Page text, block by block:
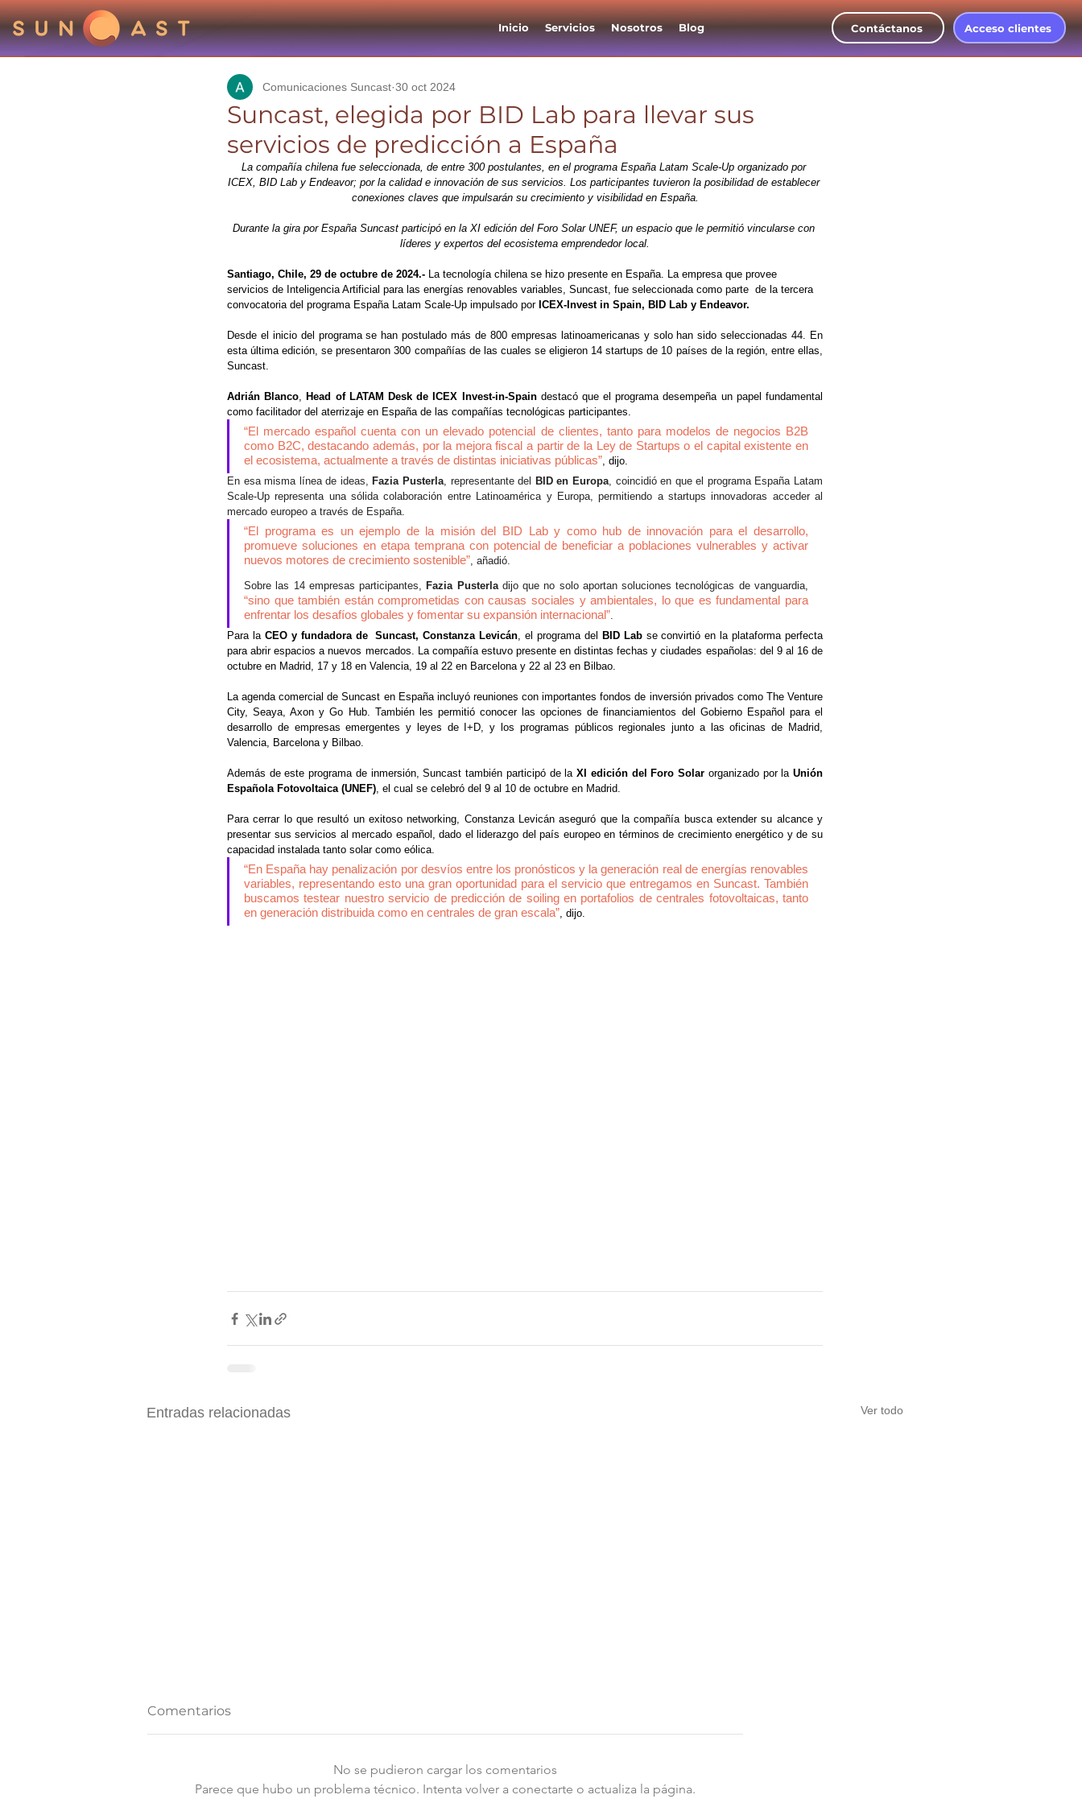
Inicio Servicios Nosotros Blog Contáctanos Acceso clientes
Suncast, elegida por BID Lab para llevar sus
servicios de predicción a España
Comunicaciones Suncast 30 oct 2024
La compañía chilena fue seleccionada, de entre 300 postulantes, en el programa España Latam Scale-Up organizado por
ICEX, BID Lab y Endeavor; por la calidad e innovación de sus servicios. Los participantes tuvieron la posibilidad de establecer
conexiones claves que impulsarán su crecimiento y visibilidad en España.
Durante la gira por España Suncast participó en la XI edición del Foro Solar UNEF, un espacio que le permitió vincularse con
líderes y expertos del ecosistema emprendedor local.
Santiago, Chile, 29 de octubre de 2024.- La tecnología chilena se hizo presente en España. La empresa que provee
servicios de Inteligencia Artificial para las energías renovables variables, Suncast, fue seleccionada como parte  de la tercera
convocatoria del programa España Latam Scale-Up impulsado por ICEX-Invest in Spain, BID Lab y Endeavor.
Desde el inicio del programa se han postulado más de 800 empresas latinoamericanas y solo han sido seleccionadas 44. En
esta última edición, se presentaron 300 compañías de las cuales se eligieron 14 startups de 10 países de la región, entre ellas,
Suncast.
Adrián Blanco, Head of LATAM Desk de ICEX Invest-in-Spain destacó que el programa desempeña un papel fundamental
como facilitador del aterrizaje en España de las compañías tecnológicas participantes.
“El mercado español cuenta con un elevado potencial de clientes, tanto para modelos de negocios B2B
como B2C, destacando además, por la mejora fiscal a partir de la Ley de Startups o el capital existente en
el ecosistema, actualmente a través de distintas iniciativas públicas”, dijo.
En esa misma línea de ideas, Fazia Pusterla, representante del BID en Europa, coincidió en que el programa España Latam
Scale-Up representa una sólida colaboración entre Latinoamérica y Europa, permitiendo a startups innovadoras acceder al
mercado europeo a través de España.
“El programa es un ejemplo de la misión del BID Lab y como hub de innovación para el desarrollo,
promueve soluciones en etapa temprana con potencial de beneficiar a poblaciones vulnerables y activar
nuevos motores de crecimiento sostenible”, añadió.
Sobre las 14 empresas participantes, Fazia Pusterla
“sino que también están comprometidas con causas sociales y ambientales, lo que es fundamental para
enfrentar los desafíos globales y fomentar su expansión internacional”.
Para la CEO y fundadora de  Suncast, Constanza Levicán, el programa del BID Lab se convirtió en la plataforma perfecta
para abrir espacios a nuevos mercados. La compañía estuvo presente en distintas fechas y ciudades españolas: del 9 al 16 de
octubre en Madrid, 17 y 18 en Valencia, 19 al 22 en Barcelona y 22 al 23 en Bilbao.
La agenda comercial de Suncast en España incluyó reuniones con importantes fondos de inversión privados como The Venture
City, Seaya, Axon y Go Hub. También les permitió conocer las opciones de financiamientos del Gobierno Español para el
desarrollo de empresas emergentes y leyes de I+D, y los programas públicos regionales junto a las oficinas de Madrid,
Valencia, Barcelona y Bilbao.
Además de este programa de inmersión, Suncast también participó de la XI edición del Foro Solar organizado por la Unión
Española Fotovoltaica (UNEF), el cual se celebró del 9 al 10 de octubre en Madrid.
Para cerrar lo que resultó un exitoso networking, Constanza Levicán aseguró que la compañía busca extender su alcance y
presentar sus servicios al mercado español, dado el liderazgo del país europeo en términos de crecimiento energético y de su
capacidad instalada tanto solar como eólica.
“En España hay penalización por desvíos entre los pronósticos y la generación real de energías renovables
variables, representando esto una gran oportunidad para el servicio que entregamos en Suncast. También
buscamos testear nuestro servicio de predicción de soiling en portafolios de centrales fotovoltaicas, tanto
en generación distribuida como en centrales de gran escala”, dijo.
Entradas relacionadas Ver todo
Comentarios
No se pudieron cargar los comentarios
Parece que hubo un problema técnico. Intenta volver a conectarte o actualiza la página.